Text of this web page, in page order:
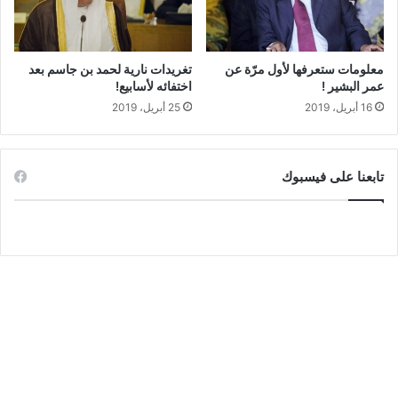
معلومات ستعرفها لأول مرّة عن
عمر البشير !
16 أبريل، 2019
تغريدات نارية لحمد بن جاسم بعد
اختفائه لأسابيع!
25 أبريل، 2019
تابعنا على فيسبوك